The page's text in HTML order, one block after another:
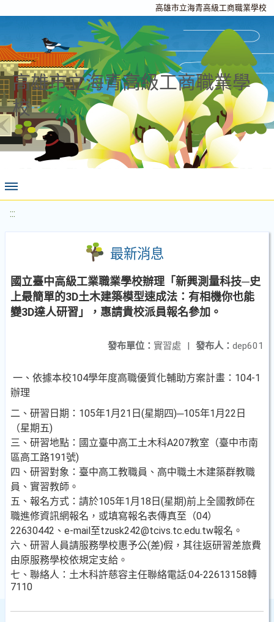
高雄市立海青高級工商職業學校
高雄市立海青高級工商職業學
校
:::
最新消息
國立臺中高級工業職業學校辦理「新興測量科技─史
上最簡單的3D土木建築模型速成法：有相機你也能
變3D達人研習」，惠請貴校派員報名參加。
發布人： dep601
發布單位： 實習處 |
一、依據本校104學年度高職優質化輔助方案計畫：104-1
辦理
二、研習日期：105年1月21日(星期四)─105年1月22日
（星期五)
三、研習地點：國立臺中高工土木科A207教室（臺中市南
區高工路191號)
四、研習對象：臺中高工教職員、高中職土木建築群教職
員、實習教師。
五、報名方式：請於105年1月18日(星期)前上全國教師在
職進修資訊網報名，或填寫報名表傳真至（04）
22630442、e-mail至tzusk242@tcivs.tc.edu.tw報名。
六、研習人員請服務學校惠予公(差)假，其往返研習差旅費
由原服務學校依規定支給。
七、聯絡人：土木科許慈容主任聯絡電話:04-22613158轉
7110